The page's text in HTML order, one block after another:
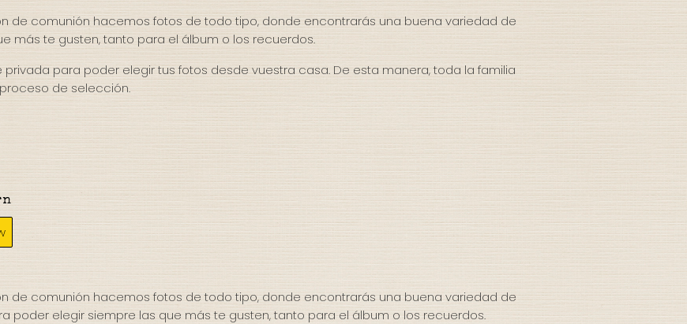
de comunión hacemos fotos de todo tipo, donde encontrarás una buena variedad de
más te gusten, tanto para el álbum o los recuerdos.
para poder elegir tus fotos desde vuestra casa. De esta manera, toda la familia
de selección.
de comunión hacemos fotos de todo tipo, donde encontrarás una buena variedad de
poder elegir siempre las que más te gusten, tanto para el álbum o los recuerdos.